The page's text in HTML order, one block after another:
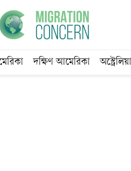
দক্ষিণ আমেরিকা অস্ট্রেলিয়া